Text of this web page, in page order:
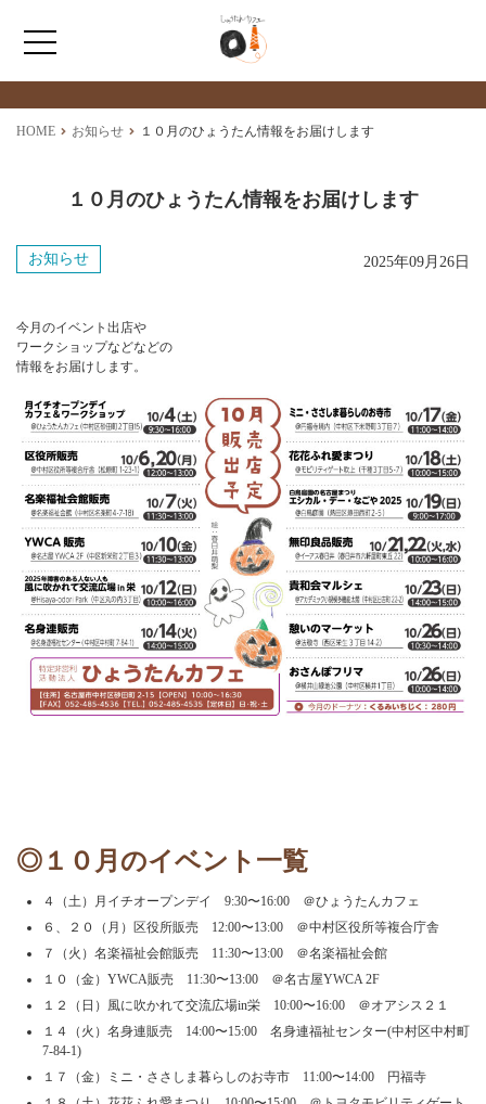
ホーム
福祉サービス
最新情報
NEWS
HOME お知らせ １０月のひょうたん情報をお届けします
１０月のひょうたん情報をお届けします
お知らせ 2025年09月26日
今月のイベント出店や
ワークショップなどなどの
情報をお届けします。
◎１０月のイベント一覧
４（土）月イチオープンデイ 9:30〜16:00 ＠ひょうたんカフェ
６、２０（月）区役所販売 12:00〜13:00 ＠中村区役所等複合庁舎
７（火）名楽福祉会館販売 11:30〜13:00 ＠名楽福祉会館
１０（金）YWCA販売 11:30〜13:00 ＠名古屋YWCA 2F
１２（日）風に吹かれて交流広場in栄 10:00〜16:00 ＠オアシス２１
１４（火）名身連販売 14:00〜15:00 名身連福祉センター(中村区中村町
7-84-1)
１７（金）ミニ・ささしま暮らしのお寺市 11:00〜14:00 円福寺